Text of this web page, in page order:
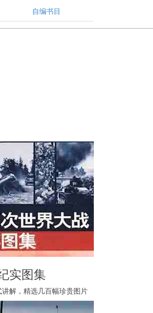
自编书目
实图集
解，精选几百幅珍贵图片